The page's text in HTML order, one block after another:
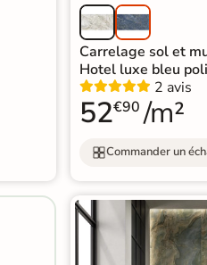
Carrelage sol et
Hotel luxe bleu
2 avis
52€90 /m²
Commander un